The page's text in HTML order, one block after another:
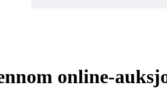
online-